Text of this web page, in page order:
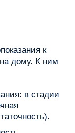
к
дому. К ним
в стадии